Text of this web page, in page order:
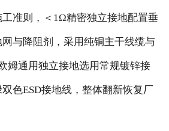
准则，＜1Ω精密独立接地配置垂
与降阻剂，采用纯铜主干线缆与
姆通用独立接地选用常规镀锌接
色ESD接地线，整体翻新恢复厂